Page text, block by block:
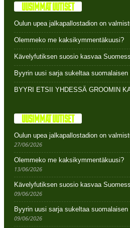
UUSIMMAT UUTISET
Oulun upea jalkapallostadion on
Olemmeko me kaksikymmentäkuusi?
Kävelyfutiksen suosio kasvaa
Byyrin uusi sarja sukeltaa
BYYRI ETSII YHDESSÄ GROOMIN
UUSIMMAT UUTISET
Oulun upea jalkapallostadion on
27/06/2026
Olemmeko me kaksikymmentäkuusi?
13/06/2026
Kävelyfutiksen suosio kasvaa
09/06/2026
Byyrin uusi sarja sukeltaa
09/06/2026